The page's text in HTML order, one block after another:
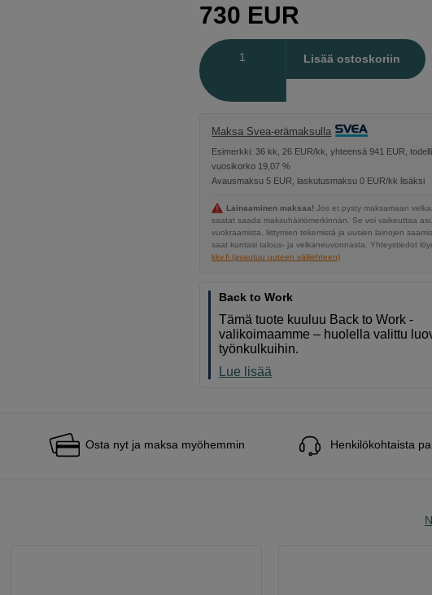
730 EUR
Lisää ostoskoriin
Maksa Svea-erämaksulla
Esimerkki: 36 kk, 26 EUR/kk, yhteensä 941 EUR,
vuosikorko 19,07 %
Avausmaksu 5 EUR, laskutusmaksu 0 EUR/kk lisäksi
Lainaaminen maksaa! Jos et pysty maksamaan
saatat saada maksuhäiriömerkinnän. Se voi vaikeuttaa
vuokraamista, liittymien tekemistä ja uusien lainojen
saat kuntasi talous- ja velkaneuvonnasta. Yhteystiedot
kkv.fi (avautuu uuteen välilehteen)
Back to Work
Tämä tuote kuuluu Back to Work -
valikoimaamme – huolella valittu
työnkulkuihin.
Lue lisää
Osta nyt ja maksa myöhemmin Henkilökohtaista